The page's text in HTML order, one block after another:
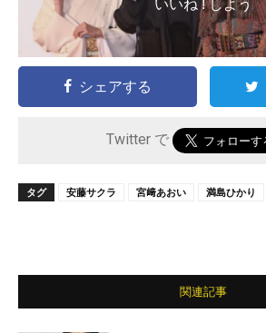
いいね ! しよう
シェアする
Twitter で
タグ 安藤サクラ 宮﨑あおい 満島ひかり
関連記事